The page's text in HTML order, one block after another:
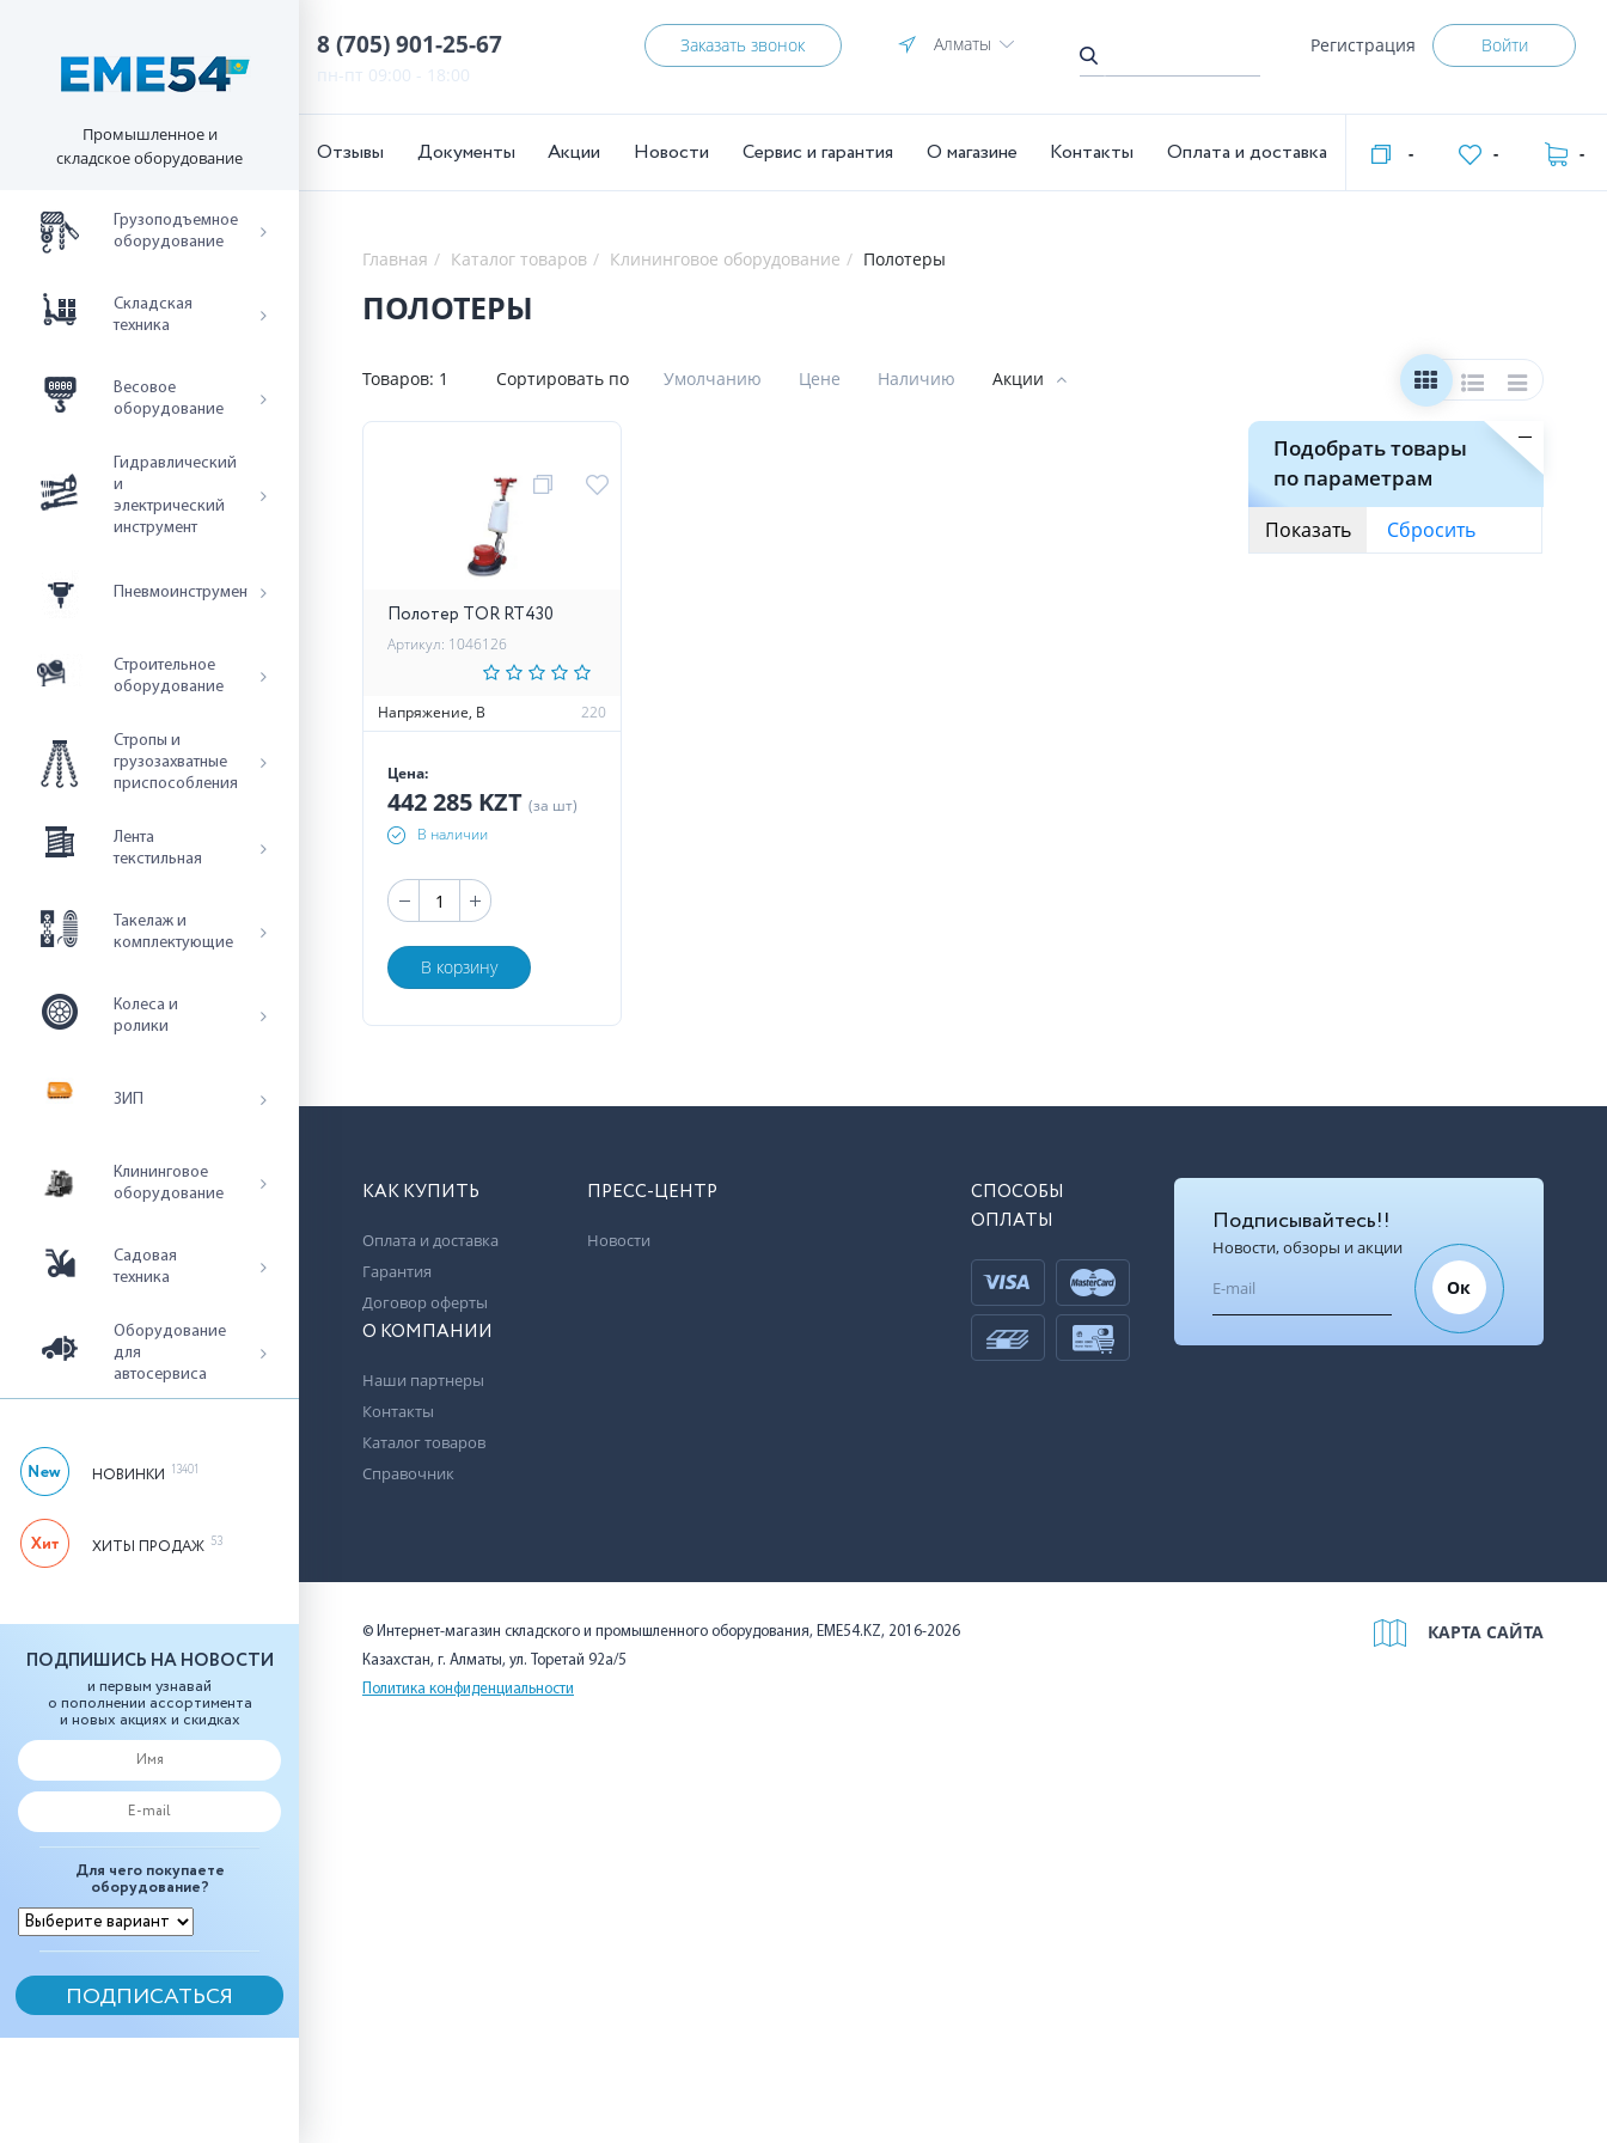
Промышленное и
складское оборудование
Грузоподъемное
оборудование
Складская
техника
Весовое
оборудование
Гидравлический
и
электрический
инструмент
Пневмоинструмент
Строительное
оборудование
Стропы и
грузозахватные
приспособления
Лента
текстильная
Такелаж и
комплектующие
Колеса и
ролики
ЗИП
Клининговое
оборудование
Садовая
техника
Оборудование
для
автосервиса
НОВИНКИ 13401
ХИТЫ ПРОДАЖ 53
ПОДПИШИСЬ НА НОВОСТИ
и первым узнавай
о пополнении ассортимента
и новых акциях и скидках
Для чего покупаете
оборудование?
8 (705) 901-25-67
пн-пт 09:00 - 18:00
Заказать звонок Алматы Регистрация Войти
Отзывы Документы Акции Новости Сервис и гарантия О магазине Контакты Оплата и доставка - - -
Главная Каталог товаров Клининговое оборудование Полотеры
ПОЛОТЕРЫ
Товаров: 1 Сортировать по Умолчанию Цене Наличию Акции
Подобрать товары
по параметрам
Полотер TOR RT430
Артикул: 1046126
Напряжение, В 220
Цена:
442 285 KZT (за шт)
В наличии
В корзину
КАК КУПИТЬ
Оплата и доставка
Гарантия
Договор оферты
ПРЕСС-ЦЕНТР
Новости
О КОМПАНИИ
Наши партнеры
Контакты
Каталог товаров
Справочник
СПОСОБЫ
ОПЛАТЫ
Подписывайтесь!!
Новости, обзоры и акции
Ок
© Интернет-магазин складского и промышленного оборудования, EME54.KZ, 2016-2026
Казахстан, г. Алматы, ул. Торетай 92а/5
Политика конфиденциальности
КАРТА САЙТА